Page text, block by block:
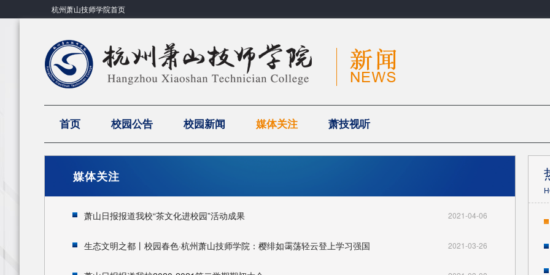
杭州萧山技师学院首页
首页 校园公告 校园新闻 媒体关注 萧技视听
媒体关注
萧山日报报道我校“茶文化进校园”活动成果 2021-04-06
生态文明之都丨校园春色·杭州萧山技师学院：樱绯如霭荡轻云登上学习强国 2021-03-26